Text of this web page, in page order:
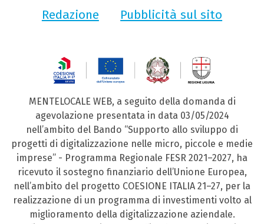
Redazione
Pubblicità sul sito
MENTELOCALE WEB, a seguito della domanda di
agevolazione presentata in data 03/05/2024
nell’ambito del Bando “Supporto allo sviluppo di
progetti di digitalizzazione nelle micro, piccole e medie
imprese” - Programma Regionale FESR 2021–2027, ha
ricevuto il sostegno finanziario dell’Unione Europea,
nell’ambito del progetto COESIONE ITALIA 21–27, per la
realizzazione di un programma di investimenti volto al
miglioramento della digitalizzazione aziendale.